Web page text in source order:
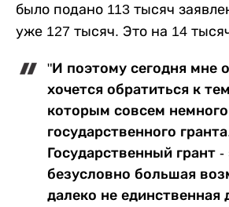
было подано 113 тысяч
уже 127 тысяч. Это на 14
"И поэтому сегодня мне
хочется обратиться к
которым совсем
государственного
Государственный грант -
безусловно большая
далеко не единственная